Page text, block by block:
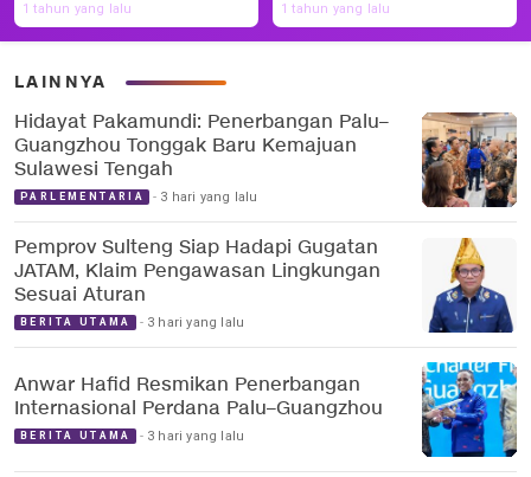
1 tahun yang lalu 1 tahun yang lalu
LAINNYA
Hidayat Pakamundi: Penerbangan Palu–
Guangzhou Tonggak Baru Kemajuan
Sulawesi Tengah
PARLEMENTARIA 3 hari yang lalu
Pemprov Sulteng Siap Hadapi Gugatan
JATAM, Klaim Pengawasan Lingkungan
Sesuai Aturan
BERITA UTAMA 3 hari yang lalu
Anwar Hafid Resmikan Penerbangan
Internasional Perdana Palu–Guangzhou
BERITA UTAMA 3 hari yang lalu